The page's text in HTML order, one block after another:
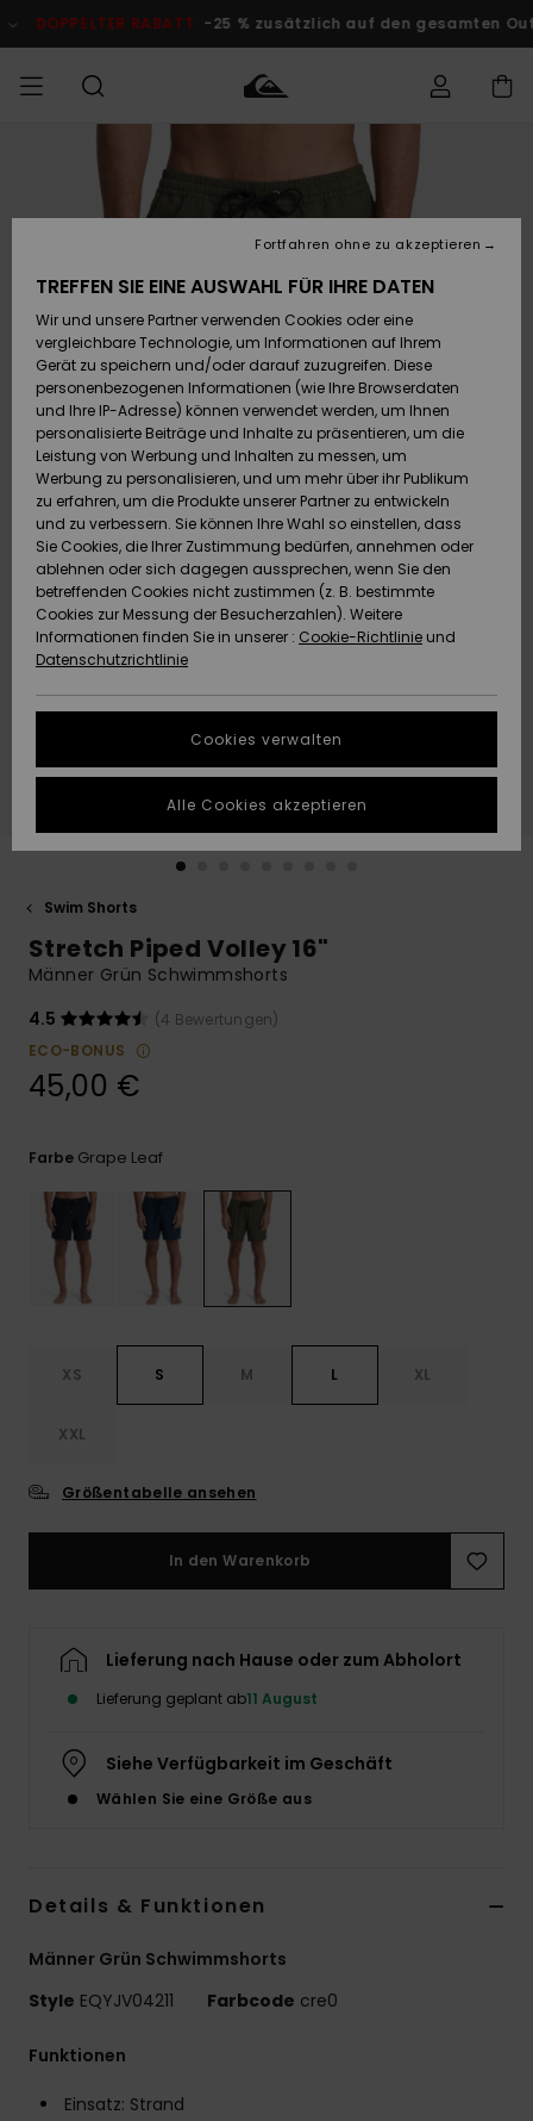
Produktinformation
DOPPELTER RABATT -25 % zusätzlich auf den gesamten
MÄNNER
Accessoires
Schuhe&
Flip-Flops
Surf
Snow
Brandneu
Highlights
Accessoires
Schuhe&
Flip-Flops
Surf
Snow
Brandneu
Highlights
FRAUEN
Brandneu
Highlights
Snow
SURF
Männer
Kinder
Highlights
Community
SNOW
Männer
Snow Shop
Kinder
Snow Shop
Damen
Highlights
Community
DOPPELTER
RABATT
Herren
KINDER
Outlet
Frauen
HILFE & KONTAKT
Bestellung
Retouren
Bezahlung
Geschenkkarte
Quiksilver
Freedom
Datenschutz
Starten Sie eine
um die
schnellste
Antwort auf Ihre
Finden Sie
die häufigsten
Fragen sowie
NACHHALTIGKEIT
SHOPS
QUIKSILVER APP
WUNSCHLISTE
Swim Shorts
Stretch Piped Volley 16"
Männer Grün Schwimmshorts
4.5
(4 Bewertungen)
ECO-BONUS
45,00 €
Farbe Grape Leaf
XS S M L XL
XXL
Größentabelle ansehen
In den Warenkorb
Lieferung nach Hause oder zum Abholort
Lieferung geplant ab11 August
Siehe Verfügbarkeit im Geschäft
Wählen Sie eine Größe aus
Details & Funktionen
Männer Grün Schwimmshorts
Style EQYJV04211 Farbcode cre0
Funktionen
Einsatz: Strand
TREFFEN SIE EINE AUSWAHL FÜR IHRE DATEN
Wir und unsere Partner verwenden Cookies oder eine
vergleichbare Technologie, um Informationen auf Ihrem
Gerät zu speichern und/oder darauf zuzugreifen. Diese
personenbezogenen Informationen (wie Ihre Browserdaten
und Ihre IP-Adresse) können verwendet werden, um Ihnen
personalisierte Beiträge und Inhalte zu präsentieren, um die
Leistung von Werbung und Inhalten zu messen, um
Werbung zu personalisieren, und um mehr über ihr Publikum
zu erfahren, um die Produkte unserer Partner zu entwickeln
und zu verbessern. Sie können Ihre Wahl so einstellen, dass
Sie Cookies, die Ihrer Zustimmung bedürfen, annehmen oder
ablehnen oder sich dagegen aussprechen, wenn Sie den
betreffenden Cookies nicht zustimmen (z. B. bestimmte
Cookies zur Messung der Besucherzahlen). Weitere
Informationen finden Sie in unserer : Cookie-Richtlinie und
Datenschutzrichtlinie
Cookies verwalten
Fortfahren ohne zu akzeptieren
Alle Cookies akzeptieren